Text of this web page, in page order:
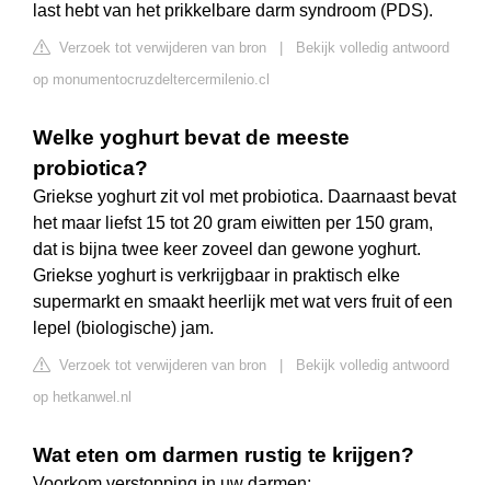
last hebt van het prikkelbare darm syndroom (PDS).
Verzoek tot verwijderen van bron
Bekijk volledig antwoord
op monumentocruzdeltercermilenio.cl
Welke yoghurt bevat de meeste
probiotica?
Griekse yoghurt zit vol met probiotica. Daarnaast bevat
het maar liefst 15 tot 20 gram eiwitten per 150 gram,
dat is bijna twee keer zoveel dan gewone yoghurt.
Griekse yoghurt is verkrijgbaar in praktisch elke
supermarkt en smaakt heerlijk met wat vers fruit of een
lepel (biologische) jam.
Verzoek tot verwijderen van bron
Bekijk volledig antwoord
op hetkanwel.nl
Wat eten om darmen rustig te krijgen?